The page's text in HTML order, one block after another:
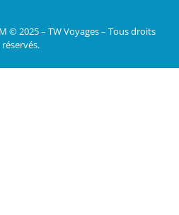
© 2025 – TW Voyages – Tous droits
réservés.